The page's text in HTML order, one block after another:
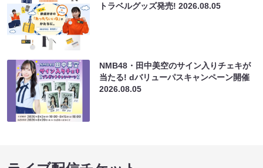
トラベルグッズ発売!2026.08.05
NMB48・田中美空のサイン入りチェキが
当たる! dバリューパスキャンペーン開催
2026.08.05